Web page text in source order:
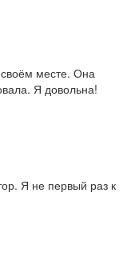
месте. Она
Я довольна!
Я не первый раз к